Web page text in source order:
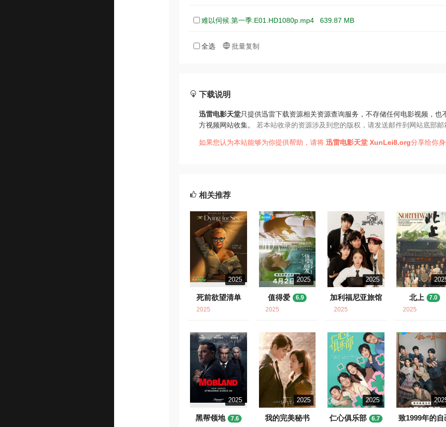
难以伺候.第一季.E01.HD1080p.mp4639.87 MB
全选 批量复制
下载说明
迅雷电影天堂只提供迅雷下载资源相关资源查询服务，不存储任何电影视频，
方视频网站收集。 若本站收录的资源涉及到您的版权，请发送邮件到网站底部邮
如果您认为本站能够为你提供帮助，请将迅雷电影天堂 XunLei8.org分享给你
相关推荐
2025
死前欲望清单
2025
2025
值得爱
6.9
2025
2025
加利福尼亚旅馆
2025
北上
7.0
2025
2025
黑帮领地
7.6
2025
我的完美秘书
2025
仁心俱乐部
6.7
致1999年的自